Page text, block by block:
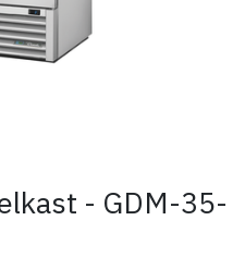
- GDM-35-